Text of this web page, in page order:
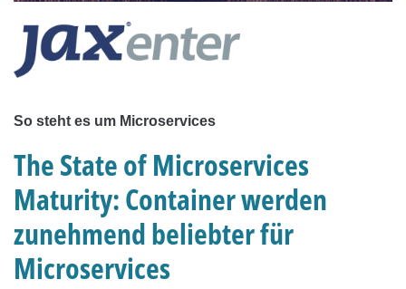
So steht es um Microservices
The State of Microservices
Maturity: Container werden
zunehmend beliebter für
Microservices